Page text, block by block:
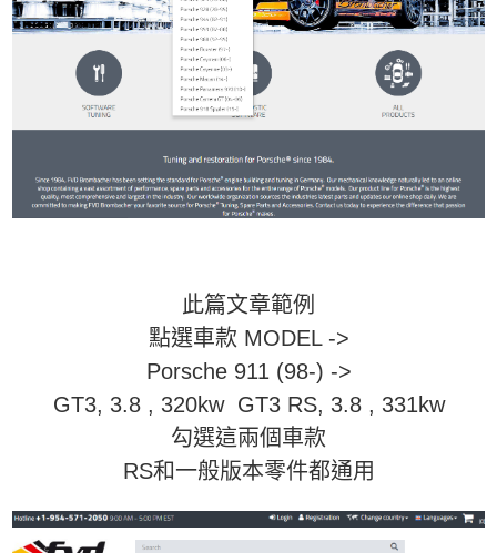
此篇文章範例
點選車款 MODEL ->
Porsche 911 (98-) ->
GT3, 3.8 , 320kw GT3 RS, 3.8 , 331kw
勾選這兩個車款
RS和一般版本零件都通用